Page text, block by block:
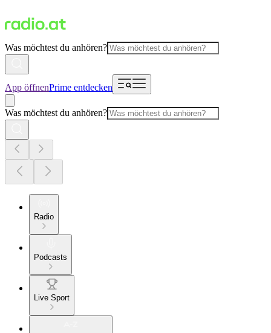
Was möchtest du anhören?
App öffnenPrime entdecken
Was möchtest du anhören?
Radio
Podcasts
Live Sport